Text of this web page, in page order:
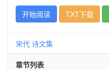
开始阅读
TXT下载
宋代 诗文集
章节列表